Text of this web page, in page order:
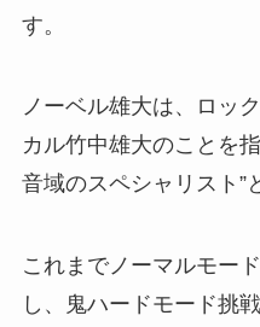
す。
ノーベル雄大は、ロッ
カル竹中雄大のことを
音域のスペシャリスト”
これまでノーマルモー
し、鬼ハードモード挑